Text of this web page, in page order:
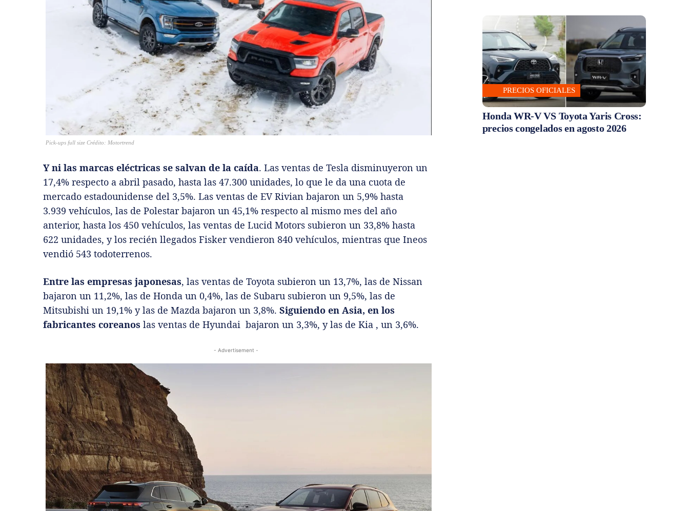
Pick-ups full size Crédito: Motortrend
Y ni las marcas eléctricas se salvan de la caída. Las ventas de Tesla disminuyeron un
17,4% respecto a abril pasado, hasta las 47.300 unidades, lo que le da una cuota de
mercado estadounidense del 3,5%. Las ventas de EV Rivian bajaron un 5,9% hasta
3.939 vehículos, las de Polestar bajaron un 45,1% respecto al mismo mes del año
anterior, hasta los 450 vehículos, las ventas de Lucid Motors subieron un 33,8% hasta
622 unidades, y los recién llegados Fisker vendieron 840 vehículos, mientras que Ineos
vendió 543 todoterrenos.
Entre las empresas japonesas, las ventas de Toyota subieron un 13,7%, las de Nissan
bajaron un 11,2%, las de Honda un 0,4%, las de Subaru subieron un 9,5%, las de
Mitsubishi un 19,1% y las de Mazda bajaron un 3,8%. Siguiendo en Asia, en los
fabricantes coreanos las ventas de Hyundai bajaron un 3,3%, y las de Kia , un 3,6%.
- Advertisement -
PRECIOS OFICIALES
Honda WR-V VS Toyota Yaris Cross:
precios congelados en agosto 2026